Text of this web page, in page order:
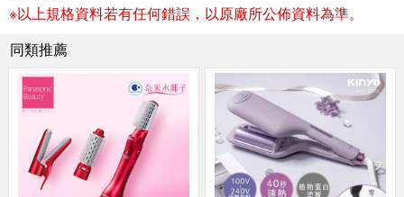
※以上規格資料若有任何錯誤，以原廠所公佈資料為準。
同類推薦